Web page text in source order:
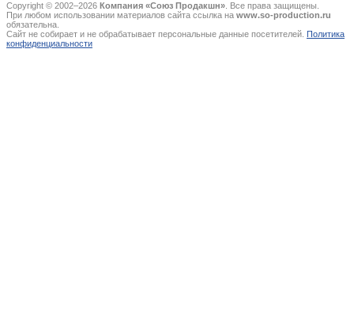
Copyright © 2002–2026 Компания «Союз Продакшн» . Все права защищены.
При любом использовании материалов сайта ссылка на www.so-production.ru
обязательна.
Сайт не собирает и не обрабатывает персональные данные посетителей. Политика
конфиденциальности